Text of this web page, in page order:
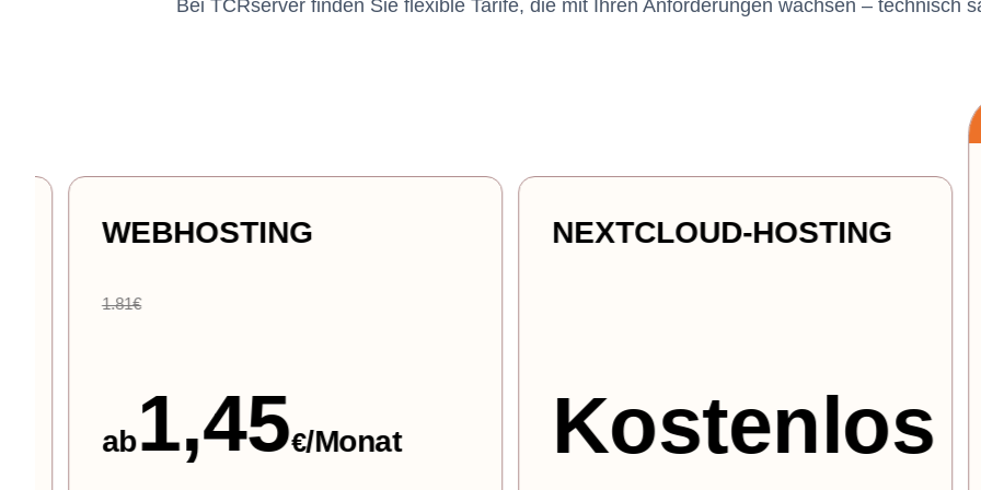
Bei TCRserver finden Sie flexible Tarife, die mit Ihren Anforderungen wachsen – technisch
NEXTCLOUD-HOSTING
Kostenlos ab3,95€/Monat